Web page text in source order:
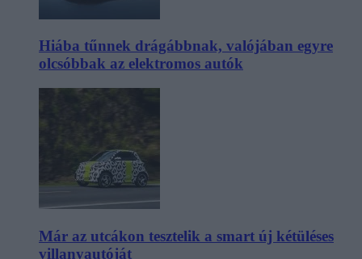
Hiába tűnnek drágábbnak, valójában egyre
olcsóbbak az elektromos autók
Már az utcákon tesztelik a smart új kétüléses
villanyautóját